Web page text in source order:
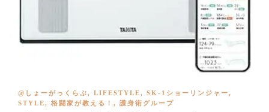
@しょーがっくらぶ, LIFESTYLE, SK-1ショーリンジャー,
STYLE, 格闘家が教える！ , 護身術グループ